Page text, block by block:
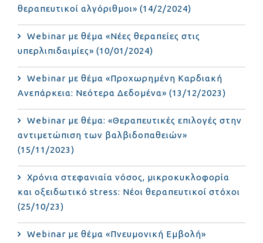
θεραπευτικοί αλγόριθμοι» (14/2/2024)
Webinar με θέμα «Νέες θεραπείες στις
υπερλιπιδαιμίες» (10/01/2024)
Webinar με θέμα «Προχωρημένη Καρδιακή
Ανεπάρκεια: Νεότερα Δεδομένα» (13/12/2023)
Webinar με θέμα: «Θεραπευτικές επιλογές στην
αντιμετώπιση των βαλβιδοπαθειών»
(15/11/2023)
Χρόνια στεφανιαία νόσος, μικροκυκλοφορία
και οξειδωτικό stress: Νέοι θεραπευτικοί στόχοι
(25/10/23)
Webinar με θέμα «Πνευμονική Εμβολή»